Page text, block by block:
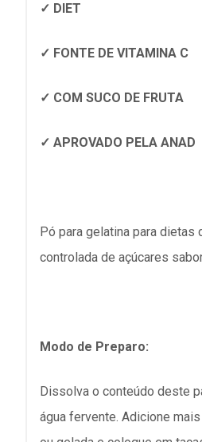
✓ DIET
✓ FONTE DE VITAMINA C
✓ COM SUCO DE FRUTA
✓ APROVADO PELA ANAD
Pó para gelatina para dietas
controlada de açúcares
Modo de Preparo:
Dissolva o conteúdo deste
água fervente. Adicione